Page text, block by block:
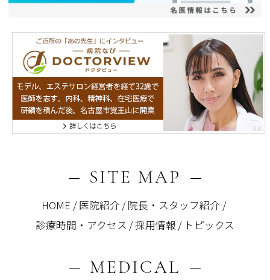
SITE MAP
HOME 医院紹介
院長・スタッフ紹介
診療時間・アクセス
採用情報 トピックス
MEDICAL